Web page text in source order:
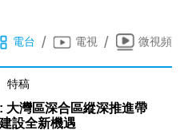
電台 / 電視 / 微視頻
特稿
大灣區深合區縱深推進帶
設全新機遇